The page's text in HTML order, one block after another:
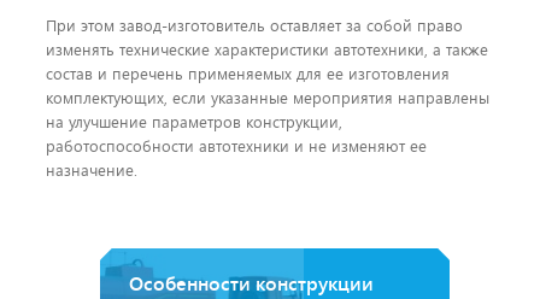
При этом завод-изготовитель оставляет за собой право
изменять технические характеристики автотехники, а также
состав и перечень применяемых для ее изготовления
комплектующих, если указанные мероприятия направлены
на улучшение параметров конструкции,
работоспособности автотехники и не изменяют ее
назначение.
Особенности конструкции